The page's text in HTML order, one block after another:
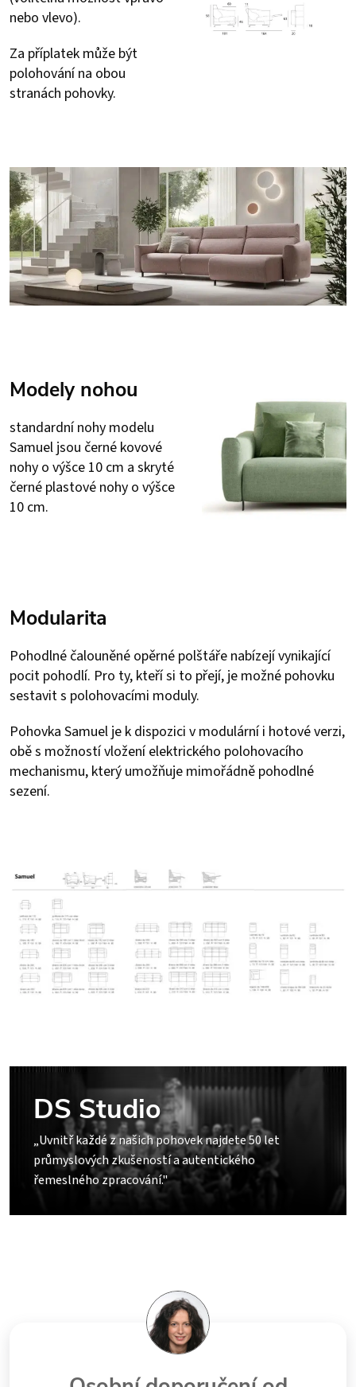
nebo vlevo).
Za příplatek může být
polohování na obou
stranách pohovky.
Modely nohou
standardní nohy modelu
Samuel jsou černé kovové
nohy o výšce 10 cm a skryté
černé plastové nohy o výšce
10 cm.
Modularita
Pohodlné čalouněné opěrné polštáře nabízejí vynikající
pocit pohodlí. Pro ty, kteří si to přejí, je možné pohovku
sestavit s polohovacími moduly.
Pohovka Samuel je k dispozici v modulární i hotové verzi,
obě s možností vložení elektrického polohovacího
mechanismu, který umožňuje mimořádně pohodlné
sezení.
DS Studio
„Uvnitř každé z našich pohovek najdete 50 let
průmyslových zkušeností a autentického
řemeslného zpracování."